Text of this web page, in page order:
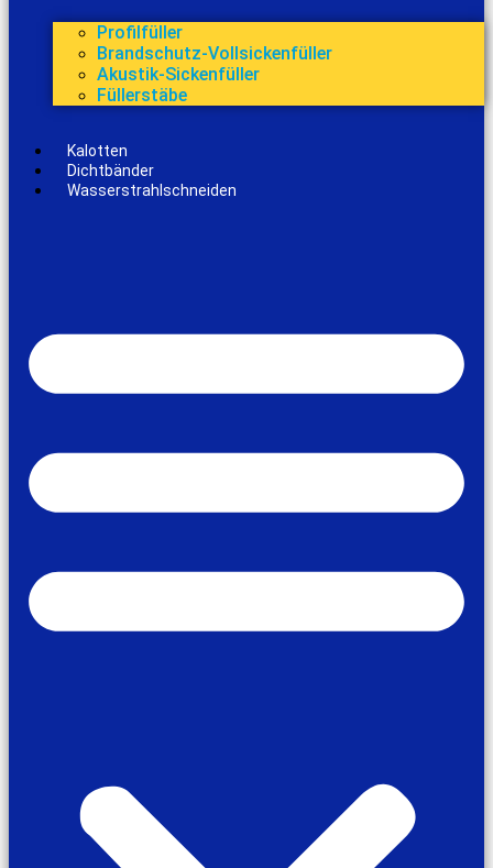
Profilfüller
Brandschutz-Vollsickenfüller
Akustik-Sickenfüller
Füllerstäbe
Kalotten
Dichtbänder
Wasserstrahlschneiden